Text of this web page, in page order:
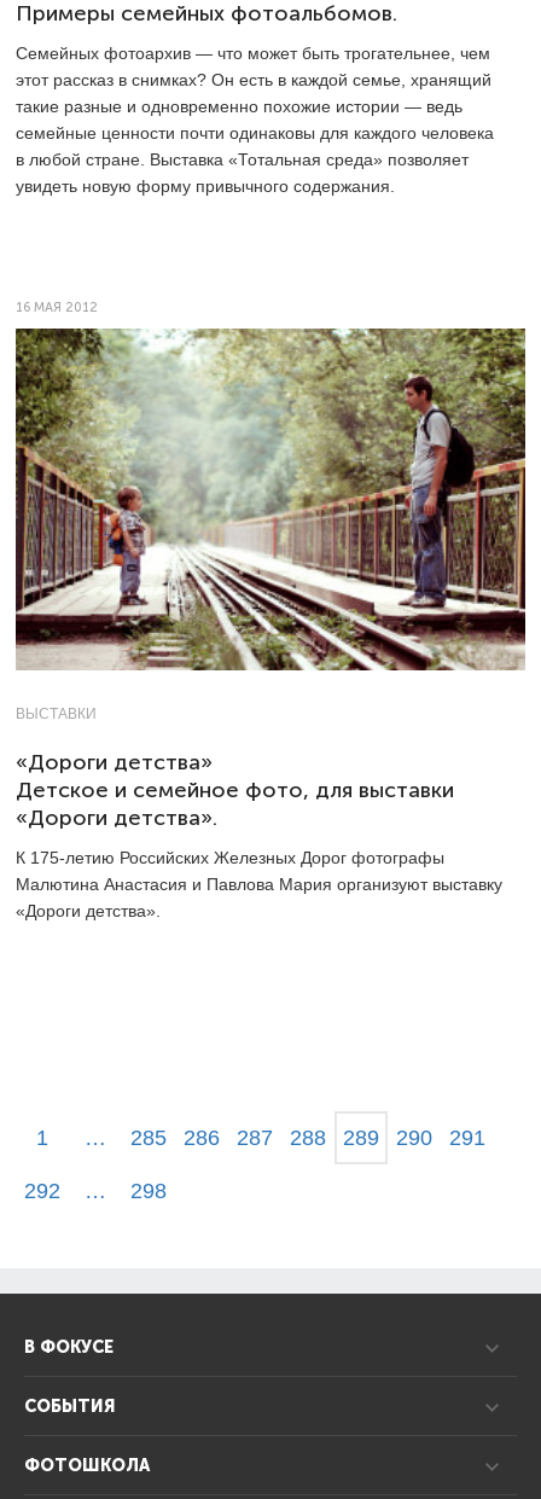
Примеры семейных фотоальбомов.
Семейных фотоархив — что может быть трогательнее, чем
этот рассказ в снимках? Он есть в каждой семье, хранящий
такие разные и одновременно похожие истории — ведь
семейные ценности почти одинаковы для каждого человека
в любой стране. Выставка «Тотальная среда» позволяет
увидеть новую форму привычного содержания.
16 МАЯ 2012
ВЫСТАВКИ
«Дороги детства»
Детское и семейное фото, для выставки
«Дороги детства».
К 175-летию Российских Железных Дорог фотографы
Малютина Анастасия и Павлова Мария организуют выставку
«Дороги детства».
1 … 285 286 287 288 289 290 291
292 … 298
В ФОКУСЕ
СОБЫТИЯ
ФОТОШКОЛА